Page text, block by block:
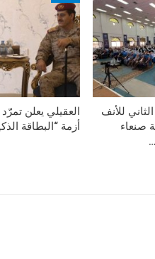
للأنف
صنعاء
العقيلي يعلن
أزمة “البطاقة